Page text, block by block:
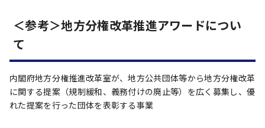
＜参考＞地方分権改革推進アワードについ
て
内閣府地方分権推進改革室が、地方公共団体等から地方分権改革
に関する提案（規制緩和、義務付けの廃止等）を広く募集し、優
れた提案を行った団体を表彰する事業